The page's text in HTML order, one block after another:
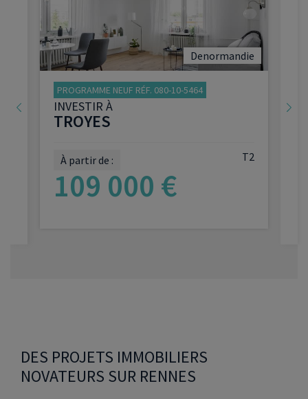
Denormandie
PROGRAMME NEUF RÉF. 080-10-5464
INVESTIR À
TROYES
T2
À partir de :
109 000 €
DES PROJETS IMMOBILIERS
NOVATEURS SUR RENNES